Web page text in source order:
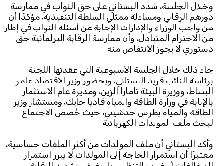
© 2025. All Rights Reserved. ByKoein
وخلال الجلسة، شدد البستاني على حق النواب في ممارسة
دورهم الرقابي ومساءلة ممثلي السلطة التنفيذية، مؤكدًا أن
من واجب الوزراء والإدارات الإجابة عن أسئلة النواب في إطار
من الاحترام المتبادل، وأن ممارسة الرقابة البرلمانية حق
دستوري لا يجوز الانتقاص منه
جاء ذلك خلال الجلسة الأسبوعية التي عقدتها اللجنة
برئاسة النائب فريد البستاني، وبحضور وزير الاقتصاد عامر
البساط، ووزيرة البيئة تامارا الزين، ومديرة عام الاستثمار
بالإنابة في وزارة الطاقة والمياه فاديا حايك، ومستشار وزير
الطاقة والمياه بطرس حدشيتي، حيث خُصص الاجتماع
لبحث ملف المولدات الكهربائية
وأكد البستاني أن ملف المولدات من أكثر الملفات حساسية،
معتبرًا أن استمرار الحاجة إلى المولدات لا يبرر استمرار